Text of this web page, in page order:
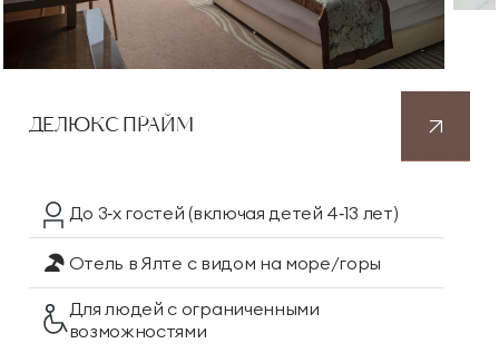
ДЕЛЮКС ПРАЙМ
До 3‑х гостей(включая детей 4‑13 лет)
Отель в Ялте с видом на море/горы
Для людей с ограниченными
возможностями